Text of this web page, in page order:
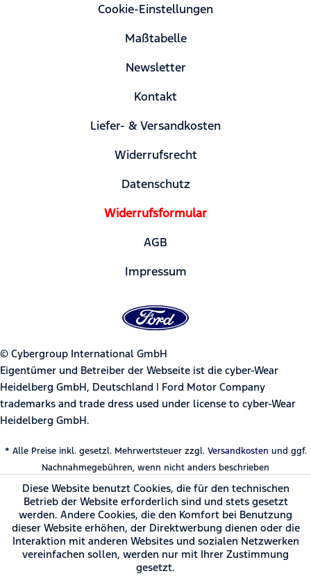
Cookie-Einstellungen
Maßtabelle
Newsletter
Kontakt
Liefer- & Versandkosten
Widerrufsrecht
Datenschutz
Widerrufsformular
AGB
Impressum
© Cybergroup International GmbH
Eigentümer und Betreiber der Webseite ist die cyber-Wear
Heidelberg GmbH, Deutschland | Ford Motor Company
trademarks and trade dress used under license to cyber-Wear
Heidelberg GmbH.
* Alle Preise inkl. gesetzl. Mehrwertsteuer zzgl. Versandkosten und ggf.
Nachnahmegebühren, wenn nicht anders beschrieben
Diese Website benutzt Cookies, die für den technischen
Betrieb der Website erforderlich sind und stets gesetzt
werden. Andere Cookies, die den Komfort bei Benutzung
dieser Website erhöhen, der Direktwerbung dienen oder die
Interaktion mit anderen Websites und sozialen Netzwerken
vereinfachen sollen, werden nur mit Ihrer Zustimmung
gesetzt.